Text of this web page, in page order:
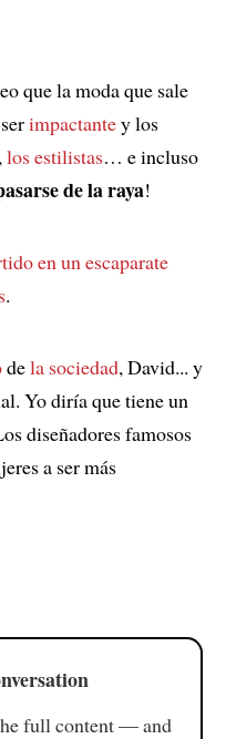
que la moda que sale
impactantey los
los estilistas… e incluso
de la raya!
en un escaparate
.
dela sociedad, David... y
Yo diría que tiene un
diseñadores famosos
a ser más
full content — and